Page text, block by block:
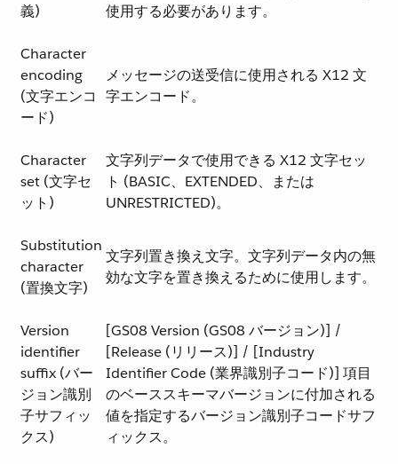
義)
使用する必要があります。
Character
encoding
(文字エンコ
ード)
メッセージの送受信に使用される X12 文
字エンコード。
Character
set (文字セ
ット)
文字列データで使用できる X12 文字セッ
ト (BASIC、EXTENDED、または
UNRESTRICTED)。
Substitution
character
(置換文字)
文字列置き換え文字。文字列データ内の無
効な文字を置き換えるために使用します。
Version
identifier
suffix (バー
ジョン識別
子サフィッ
クス)
[GS08 Version (GS08 バージョン)] /
[Release (リリース)] / [Industry
Identifier Code (業界識別子コード)] 項目
のベーススキーマバージョンに付加される
値を指定するバージョン識別子コードサフ
ィックス。